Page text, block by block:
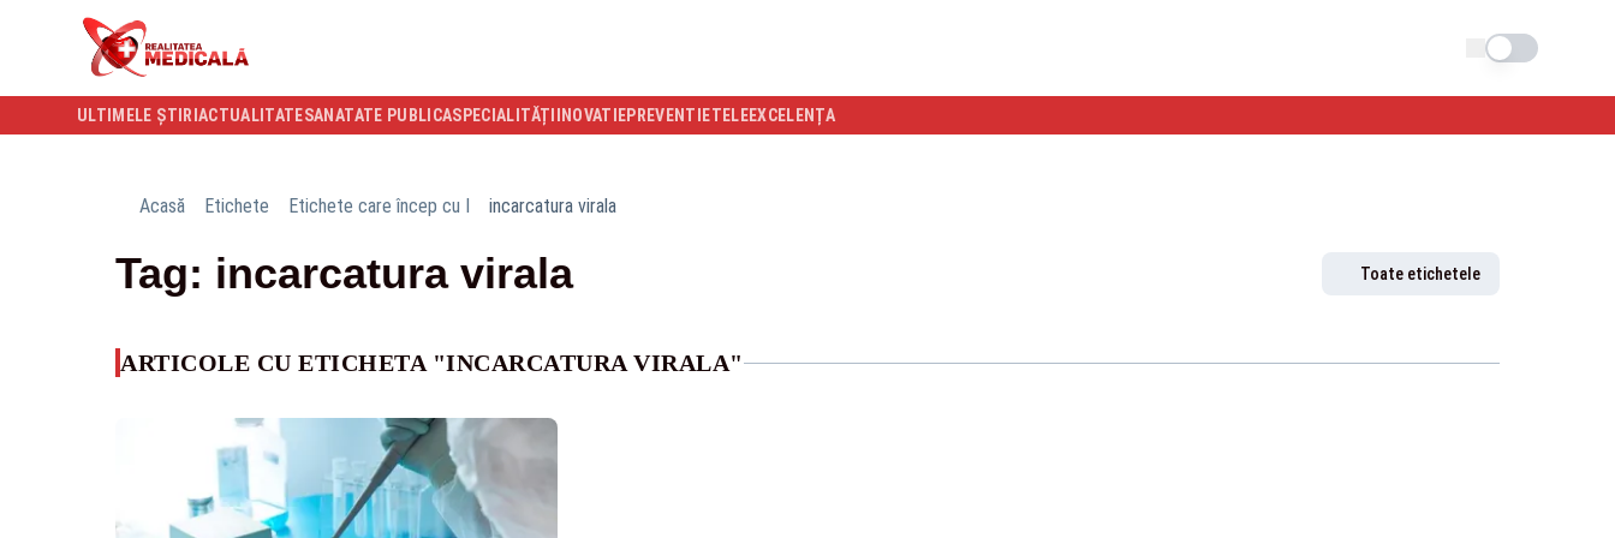
Schimba tema
ULTIMELE ȘTIRI ACTUALITATESANATATE PUBLICASPECIALITĂȚI INOVATIEPREVENTIETELEEXCELENȚA
Acasă Etichete Etichete care încep cu I incarcatura virala
Tag: incarcatura virala Toate etichetele
ARTICOLE CU ETICHETA "INCARCATURA VIRALA"